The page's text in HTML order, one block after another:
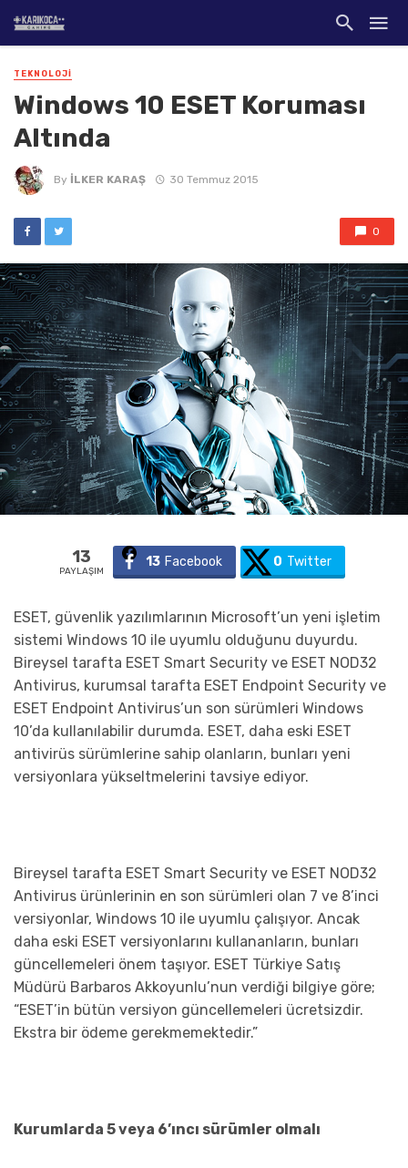
TEKNOLOJI
Windows 10 ESET Koruması
Altında
By İLKER KARAŞ 30 Temmuz 2015
0
13
PAYLAŞIM
13 Facebook 0 Twitter
ESET, güvenlik yazılımlarının Microsoft’un yeni işletim
sistemi Windows 10 ile uyumlu olduğunu duyurdu.
Bireysel tarafta ESET Smart Security ve ESET NOD32
Antivirus, kurumsal tarafta ESET Endpoint Security ve
ESET Endpoint Antivirus’un son sürümleri Windows
10’da kullanılabilir durumda. ESET, daha eski ESET
antivirüs sürümlerine sahip olanların, bunları yeni
versiyonlara yükseltmelerini tavsiye ediyor.
Bireysel tarafta ESET Smart Security ve ESET NOD32
Antivirus ürünlerinin en son sürümleri olan 7 ve 8’inci
versiyonlar, Windows 10 ile uyumlu çalışıyor. Ancak
daha eski ESET versiyonlarını kullananların, bunları
güncellemeleri önem taşıyor. ESET Türkiye Satış
Müdürü Barbaros Akkoyunlu’nun verdiği bilgiye göre;
“ESET’in bütün versiyon güncellemeleri ücretsizdir.
Ekstra bir ödeme gerekmemektedir.”
Kurumlarda 5 veya 6’ıncı sürümler olmalı